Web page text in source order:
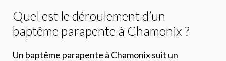
Quel est le déroulement d’un
baptême parapente à Chamonix ?
Un baptême parapente à Chamonix suit un